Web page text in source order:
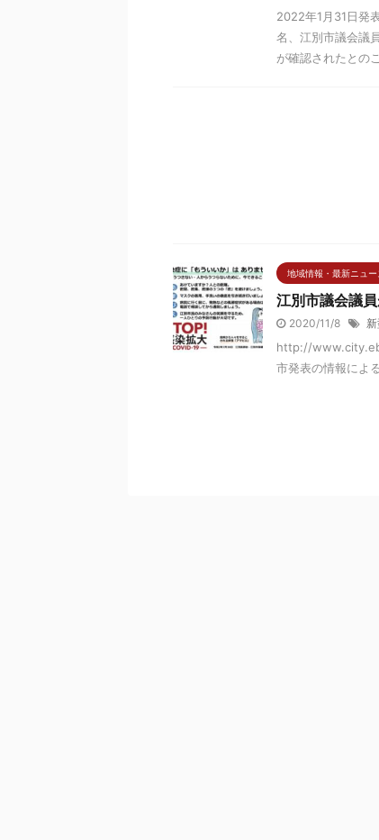
2022年1月31日発
名、江別市議会議
が確認されたとの
地域情報・最新ニュー
江別市議会議
2020/11/8
http://
市発表の情報によ